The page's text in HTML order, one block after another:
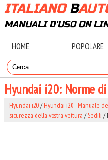
ITALIANOB
MANUALI D'USO ON
HOME POPOLARE
Hyundai i20: Norme
Hyundai i20/Hyundai i20 - Manuale
sicurezza della vostra vettura /Sedili /